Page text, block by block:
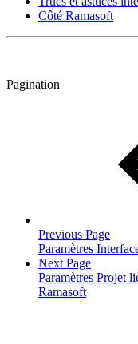
Côté Ramasoft
Pagination
Previous Page
Paramètres
Next Page
Paramètres Projet
Ramasoft